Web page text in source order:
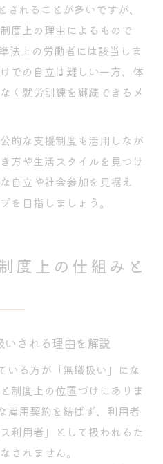
れることが多いですが、
度上の理由によるもので
法上の労働者には該当しま
での自立は難しい一方、体
く就労訓練を継続できるメ
的な支援制度も活用しなが
方や生活スタイルを見つけ
自立や社会参加を見据え
を目指しましょう。
度上の仕組みと
される理由を解説
いる方が「無職扱い」にな
制度上の位置づけにありま
雇用契約を結ばず、利用者
利用者」として扱われるた
されません。